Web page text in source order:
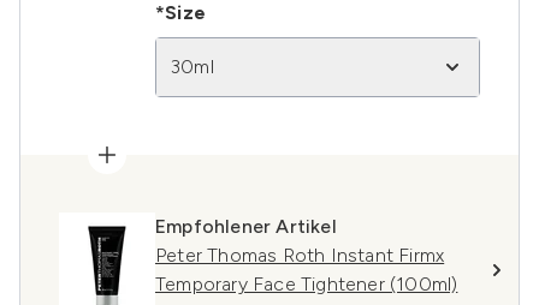
*Size
30ml
Empfohlener Artikel
Peter Thomas Roth Instant Firmx
Temporary Face Tightener (100ml)